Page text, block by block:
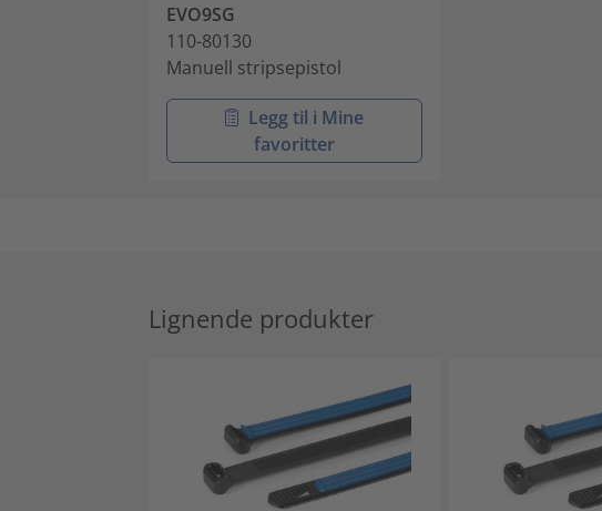
EVO9SG
110-80130
Manuell stripsepistol
Legg til i Mine
favoritter
Lignende produkter